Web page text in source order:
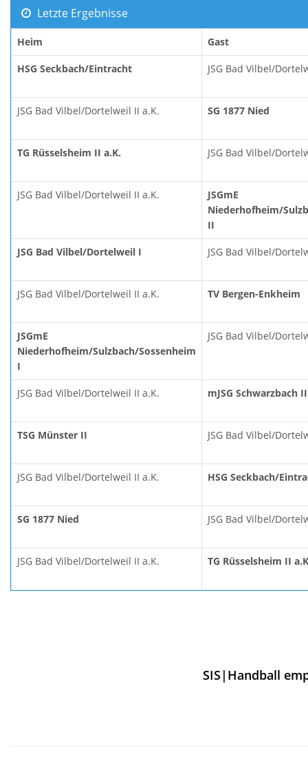
Letzte Ergebnisse
Heim Gast
HSG Seckbach/Eintracht JSG Bad Vilbel/
JSG Bad Vilbel/Dortelweil II a.K. SG 1877 Nied
TG Rüsselsheim II a.K. JSG Bad Vilbel/
JSG Bad Vilbel/Dortelweil II a.K.
JSGmE
Niederhofheim/
II
JSG Bad Vilbel/Dortelweil I JSG Bad Vilbel/
JSG Bad Vilbel/Dortelweil II a.K. TV Bergen-Enkheim
JSGmE
Niederhofheim/Sulzbach/Sossenheim
I
JSG Bad Vilbel/
JSG Bad Vilbel/Dortelweil II a.K. mJSG Schwarzbach II
TSG Münster II JSG Bad Vilbel/
JSG Bad Vilbel/Dortelweil II a.K. HSG Seckbach/
SG 1877 Nied JSG Bad Vilbel/
JSG Bad Vilbel/Dortelweil II a.K. TG Rüsselsheim II
SIS|Handball